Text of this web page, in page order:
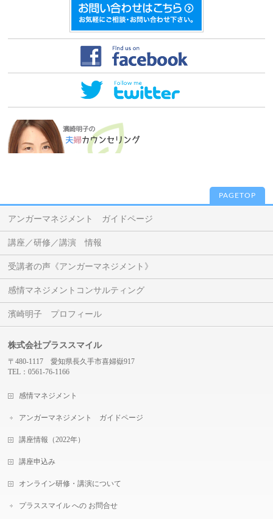
PAGETOP
アンガーマネジメント ガイドページ
講座／研修／講演 情報
受講者の声《アンガーマネジメント》
感情マネジメントコンサルティング
濱崎明子 プロフィール
株式会社プラススマイル
〒480-1117 愛知県長久手市喜婦嶽917
TEL：0561-76-1166
感情マネジメント
アンガーマネジメント ガイドページ
講座情報（2022年）
講座申込み
オンライン研修・講演について
プラススマイル への お問合せ